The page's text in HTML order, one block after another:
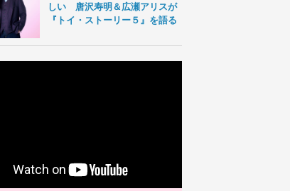
しい 唐沢寿明＆広瀬アリスが
『トイ・ストーリー５』を語る